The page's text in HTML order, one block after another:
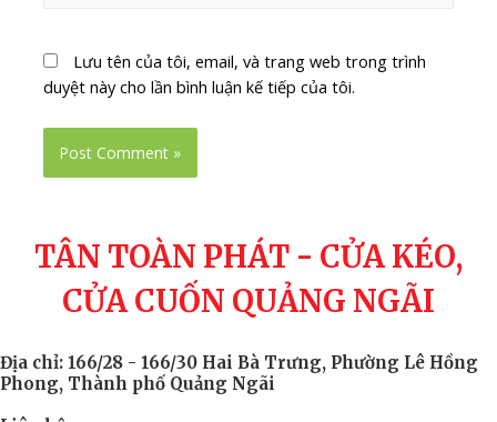
Lưu tên của tôi, email, và trang web trong trình
duyệt này cho lần bình luận kế tiếp của tôi.
TÂN TOÀN PHÁT - CỬA KÉO,
CỬA CUỐN QUẢNG NGÃI
Địa chỉ: 166/28 - 166/30 Hai Bà Trưng, Phường Lê Hồng
Phong, Thành phố Quảng Ngãi